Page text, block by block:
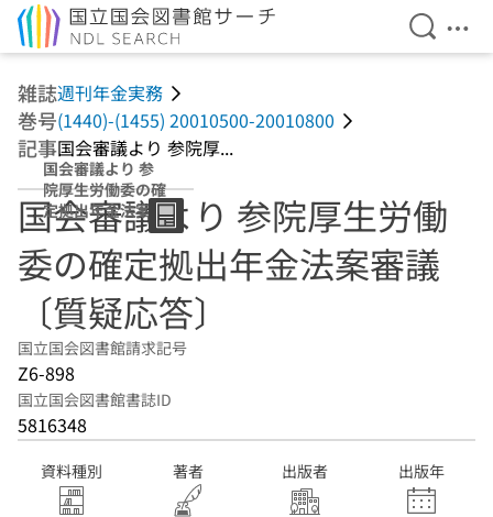
検索を
メ
雑誌週刊年金実務
巻号(1440)-(1455) 20010500-20010800
記事国会審議より 参院厚...
国会審議より 参
院厚生労働委の確
定拠出年金法案審
議〔質疑応答〕
国会審議より 参院厚生労働
委の確定拠出年金法案審議
〔質疑応答〕
国立国会図書館請求記号
Z6-898
国立国会図書館書誌ID
5816348
資料種別 著者 出版者 出版年